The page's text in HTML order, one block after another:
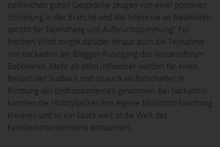
zahlreichen guten Gespräche zeugen von einer positiven
Stimmung in der Branche und das Interesse an Neuheiten
spricht für Tatendrang und Aufbruchsstimmung.“ Für
frischen Wind sorgte darüber hinaus auch die Teilnahme
von backaldrin am Blogger-Rundgang des Wissensforum
Backwaren. Mehr als zehn Influencer wurden für einen
Besuch der Südback und so auch als Botschafter in
Richtung der Endkonsumenten gewonnen. Bei backaldrin
konnten die Hobbybäcker ihre eigene Müslibrot-Mischung
kreieren und so ein Stück weit in die Welt des
Familienunternehmens eintauchen.